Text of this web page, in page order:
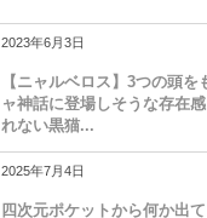
2023年6月3日
【ニャルベロス】3つの頭
ャ神話に登場しそうな存在
れない黒猫...
2025年7月4日
四次元ポケットから何か出